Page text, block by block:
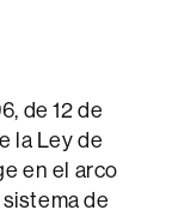
de 12 de
la Ley de
en el arco
de